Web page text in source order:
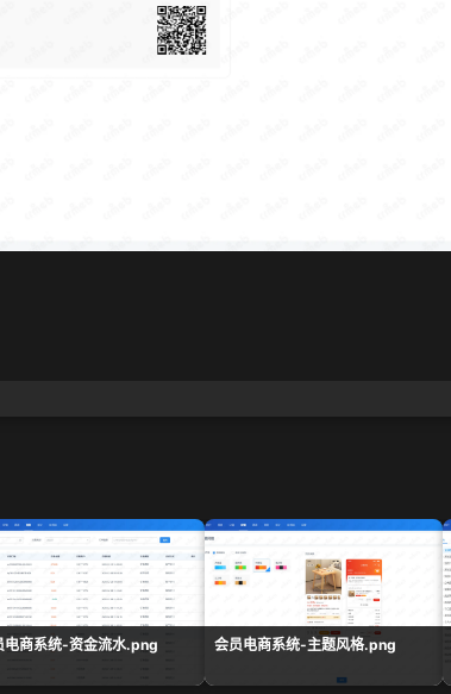
电商系统-资金流水.png 会员电商系统-主题风格.png